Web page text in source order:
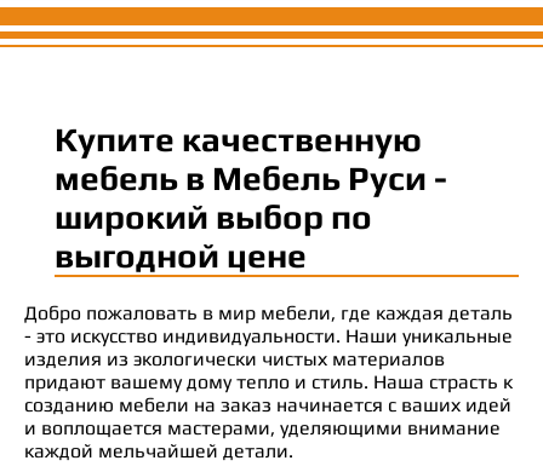
Купите качественную
мебель в Мебель Руси -
широкий выбор по
выгодной цене
Добро пожаловать в мир мебели, где каждая деталь
- это искусство индивидуальности. Наши уникальные
изделия из экологически чистых материалов
придают вашему дому тепло и стиль. Наша страсть к
созданию мебели на заказ начинается с ваших идей
и воплощается мастерами, уделяющими внимание
каждой мельчайшей детали.